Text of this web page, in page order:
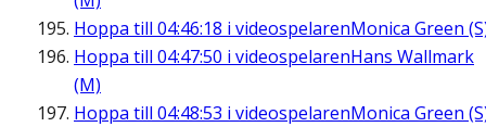
Hoppa till 04:46:18 i videospelarenMonica Green
Hoppa till 04:47:50 i videospelarenHans Wallmark
(M)
Hoppa till 04:48:53 i videospelarenMonica Green